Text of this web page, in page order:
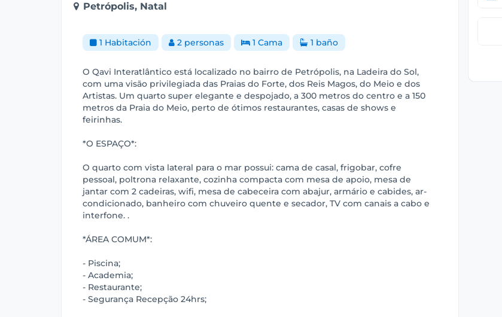
Petrópolis, Natal
1 Habitación 2 personas 1 Cama 1 baño
O Qavi Interatlântico está localizado no bairro de Petrópolis, na Ladeira do Sol,
com uma visão privilegiada das Praias do Forte, dos Reis Magos, do Meio e dos
Artistas. Um quarto super elegante e despojado, a 300 metros do centro e a 150
metros da Praia do Meio, perto de ótimos restaurantes, casas de shows e
feirinhas.
*O ESPAÇO*:
O quarto com vista lateral para o mar possui: cama de casal, frigobar, cofre
pessoal, poltrona relaxante, cozinha compacta com mesa de apoio, mesa de
jantar com 2 cadeiras, wifi, mesa de cabeceira com abajur, armário e cabides, ar-
condicionado, banheiro com chuveiro quente e secador, TV com canais a cabo e
interfone. .
*ÁREA COMUM*:
- Piscina;
- Academia;
- Restaurante;
- Segurança Recepção 24hrs;